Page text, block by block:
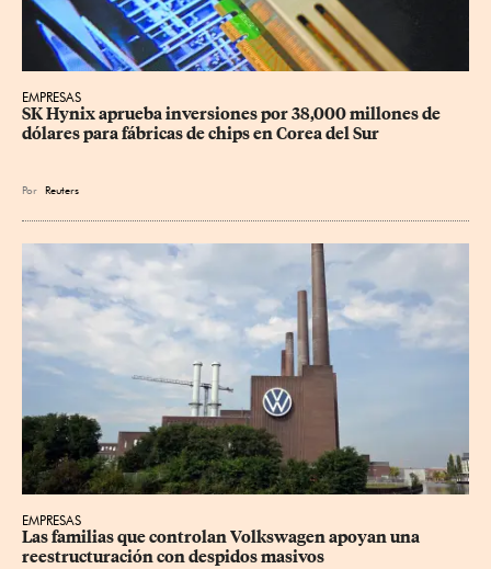
EMPRESAS
SK Hynix aprueba inversiones por 38,000 millones de
dólares para fábricas de chips en Corea del Sur
Por Reuters
EMPRESAS
Las familias que controlan Volkswagen apoyan una
reestructuración con despidos masivos